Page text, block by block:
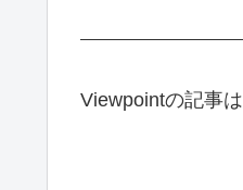
Viewpointの記事は